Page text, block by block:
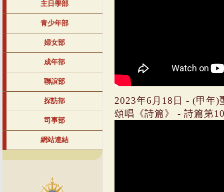
主日學部
青少年部
婦女部
成年部
聯誼部
探訪部
司事部
網站連結
2023年6月18日 - (甲年)
頌唱《詩篇》 - 詩篇第